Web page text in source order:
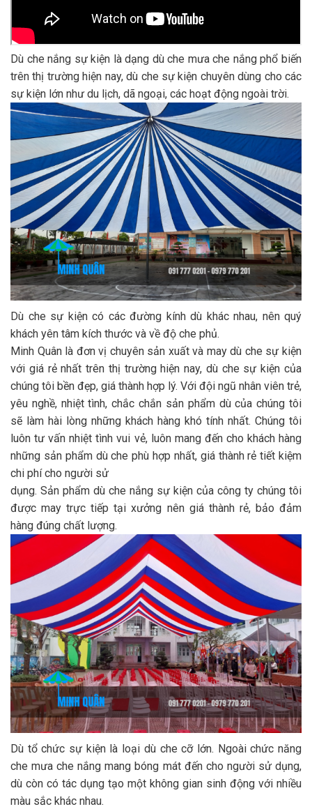
Dù che nắng sự kiện là dạng dù che mưa che nắng phổ biến
trên thị trường hiện nay, dù che sự kiện chuyên dùng cho các
sự kiện lớn như du lịch, dã ngoại, các hoạt động ngoài trời.
Dù che sự kiện có các đường kính dù khác nhau, nên quý
khách yên tâm kích thước và về độ che phủ.
Minh Quân là đơn vị chuyên sản xuất và may dù che sự kiện
với giá rẻ nhất trên thị trường hiện nay, dù che sự kiện của
chúng tôi bền đẹp, giá thành hợp lý. Với đội ngũ nhân viên trẻ,
yêu nghề, nhiệt tình, chắc chắn sản phẩm dù của chúng tôi
sẽ làm hài lòng những khách hàng khó tính nhất. Chúng tôi
luôn tư vấn nhiệt tình vui vẻ, luôn mang đến cho khách hàng
những sản phẩm dù che phù hợp nhất, giá thành rẻ tiết kiệm
chi phí cho người sử
dụng. Sản phẩm dù che nắng sự kiện của công ty chúng tôi
được may trực tiếp tại xưởng nên giá thành rẻ, bảo đảm
hàng đúng chất lượng.
Dù tổ chức sự kiện là loại dù che cỡ lớn. Ngoài chức năng
che mưa che nắng mang bóng mát đến cho người sử dụng,
dù còn có tác dụng tạo một không gian sinh động với nhiều
màu sắc khác nhau.